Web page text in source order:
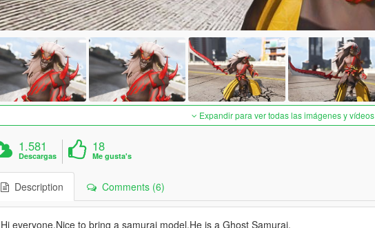
Expandir para ver todas las imágenes y vídeos
1.581
Descargas
18
Me gusta's
Description Comments (6)
Hi everyone,Nice to bring a samurai model,He is a Ghost Samurai.